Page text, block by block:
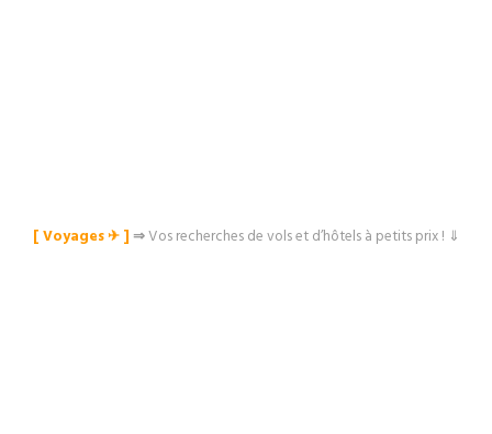
[ Voyages ✈︎ ]⇒Vos recherches de vols et d’hôtels à petits prix ! ⇓